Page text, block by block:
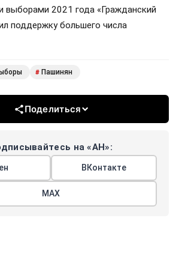
выборами 2021 года «Гражданский
поддержку большего числа
# Пашинян
Поделиться
на «АН»:
ВКонтакте
МАХ